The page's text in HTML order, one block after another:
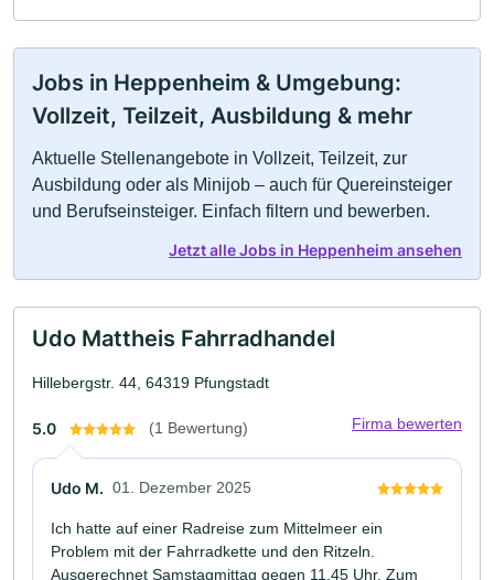
Jobs in Heppenheim & Umgebung:
Vollzeit, Teilzeit, Ausbildung & mehr
Aktuelle Stellenangebote in Vollzeit, Teilzeit, zur
Ausbildung oder als Minijob – auch für Quereinsteiger
und Berufseinsteiger. Einfach filtern und bewerben.
Jetzt alle Jobs in Heppenheim ansehen
Udo Mattheis Fahrradhandel
Hillebergstr. 44, 64319 Pfungstadt
5.0 (1 Bewertung) Firma bewerten
Udo M. 01. Dezember 2025
Ich hatte auf einer Radreise zum Mittelmeer ein
Problem mit der Fahrradkette und den Ritzeln.
Ausgerechnet Samstagmittag gegen 11.45 Uhr. Zum